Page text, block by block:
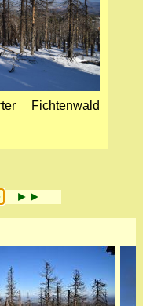
Fichtenwald
►►